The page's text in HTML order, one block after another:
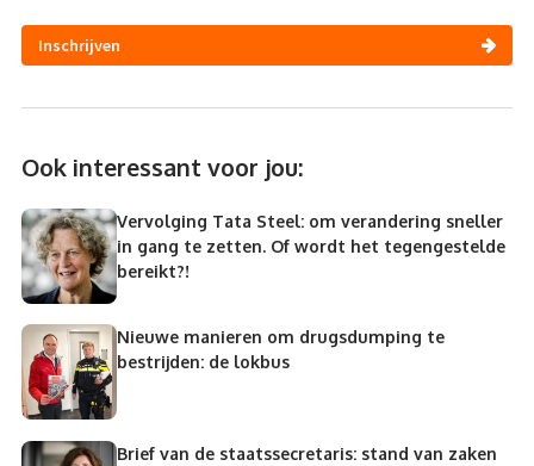
Inschrijven
Ook interessant voor jou:
Vervolging Tata Steel: om verandering sneller
in gang te zetten. Of wordt het tegengestelde
bereikt?!
Nieuwe manieren om drugsdumping te
bestrijden: de lokbus
Brief van de staatssecretaris: stand van zaken